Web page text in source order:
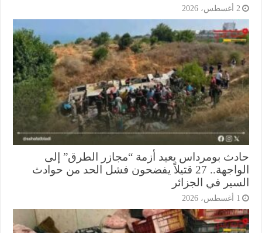
بومرداس يعيد أزمة “مجازر الطرق” إلى
الواجهة.. 27 قتيلاً يفضحون فشل الحد من حوادث
في الجزائر